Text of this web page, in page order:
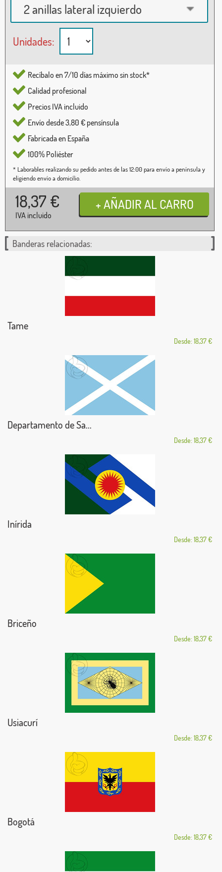
2 anillas lateral izquierdo
Unidades:
Recíbalo en 7/10 días máximo sin stock*
Calidad profesional
Precios IVA incluido
Envío desde 3,80 € pensínsula
Fabricada en España
100% Poliéster
* Laborables realizando su pedido antes de las 12:00 para envío a península y
eligiendo envío a domicilio.
18,37 €
IVA incluido
Banderas relacionadas:
Tame
Desde: 18,37 €
Departamento de Sa...
Desde: 18,37 €
Inírida
Desde: 18,37 €
Briceño
Desde: 18,37 €
Usiacurí
Desde: 18,37 €
Bogotá
Desde: 18,37 €